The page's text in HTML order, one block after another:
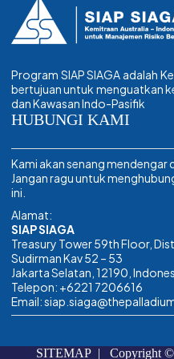
Program SIAP SIAGA adalah
bertujuan untuk menguatkan
dan Kawasan Indo-Pasifik
HUBUNGI KAMI
Kami akan senang mendengar
Jangan ragu untuk
ini.
Alamat:
SIAP SIAGA
Treasury Tower 59th Floor,
Sudirman Kav 52 – 53
Jakarta Selatan, 12190,
Telepon: +6221 7206616
Email:
SITEMAP | Copyright